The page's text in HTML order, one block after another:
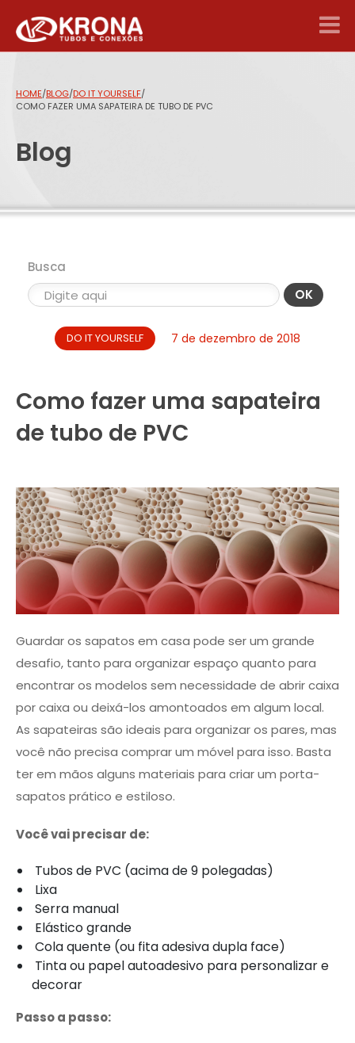
HOME/BLOG/DO IT YOURSELF/
COMO FAZER UMA SAPATEIRA DE TUBO DE PVC
Blog
Busca
OK
DO IT YOURSELF 7 de dezembro de 2018
Como fazer uma sapateira
de tubo de PVC
Guardar os sapatos em casa pode ser um grande
desafio, tanto para organizar espaço quanto para
encontrar os modelos sem necessidade de abrir caixa
por caixa ou deixá-los amontoados em algum local.
As sapateiras são ideais para organizar os pares, mas
você não precisa comprar um móvel para isso. Basta
ter em mãos alguns materiais para criar um porta-
sapatos prático e estiloso.
Você vai precisar de:
Tubos de PVC (acima de 9 polegadas)
Lixa
Serra manual
Elástico grande
Cola quente (ou fita adesiva dupla face)
Tinta ou papel autoadesivo para personalizar e
decorar
Passo a passo: